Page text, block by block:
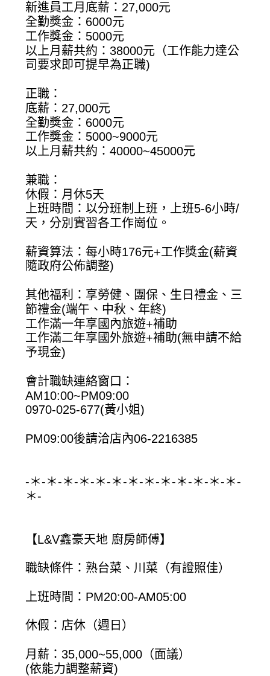
新進員工月底薪：27,000元
全勤獎金：6000元
工作獎金：5000元
以上月薪共約：38000元（工作能力達公
司要求即可提早為正職)
正職：
底薪：27,000元
全勤獎金：6000元
工作獎金：5000~9000元
以上月薪共約：40000~45000元
兼職：
休假：月休5天
上班時間：以分班制上班，上班5-6小時/
天，分別實習各工作崗位。
薪資算法：每小時176元+工作獎金(薪資
隨政府公佈調整)
其他福利：享勞健、團保、生日禮金、三
節禮金(端午、中秋、年終)
工作滿一年享國內旅遊+補助
工作滿二年享國外旅遊+補助(無申請不給
予現金)
會計職缺連絡窗口：
AM10:00~PM09:00
0970-025-677(黃小姐)
PM09:00後請洽店內06-2216385
-＊-＊-＊-＊-＊-＊-＊-＊-＊-＊-＊-＊-＊-
＊-
【L&V鑫豪天地 廚房師傅】
職缺條件：熟台菜、川菜（有證照佳）
上班時間：PM20:00-AM05:00
休假：店休（週日）
月薪：35,000~55,000（面議）
(依能力調整薪資)